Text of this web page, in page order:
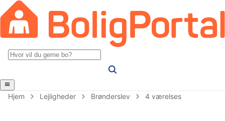
Hjem Lejligheder Brønderslev 4 værelses